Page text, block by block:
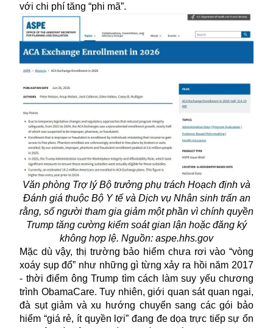
với chi phí tăng “phi mã”.
Văn phòng Trợ lý Bộ trưởng phụ trách Hoạch định và
Đánh giá thuộc Bộ Y tế và Dịch vụ Nhân sinh trấn an
rằng, số người tham gia giảm một phần vì chính quyền
Trump tăng cường kiểm soát gian lận hoặc đăng ký
không hợp lệ. Nguồn: aspe.hhs.gov
Mặc dù vậy, thị trường bảo hiểm chưa rơi vào “vòng
xoáy sụp đổ” như những gì từng xảy ra hồi năm 2017
- thời điểm ông Trump tìm cách làm suy yếu chương
trình ObamaCare. Tuy nhiên, giới quan sát quan ngại,
đà sụt giảm và xu hướng chuyển sang các gói bảo
hiểm “giá rẻ, ít quyền lợi” đang đe dọa trực tiếp sự ổn